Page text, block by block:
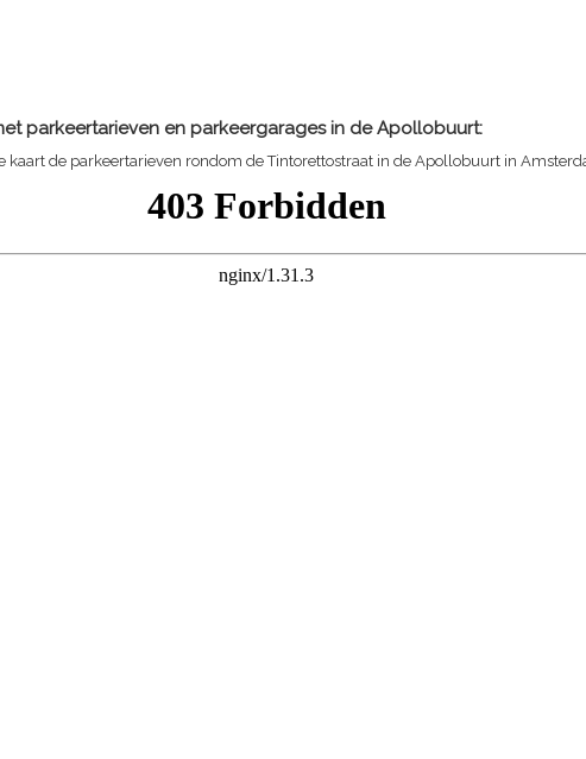
parkeertarieven en parkeergarages in de Apollobuurt:
kaart de parkeertarieven rondom de Tintorettostraat in de Apollobuurt in